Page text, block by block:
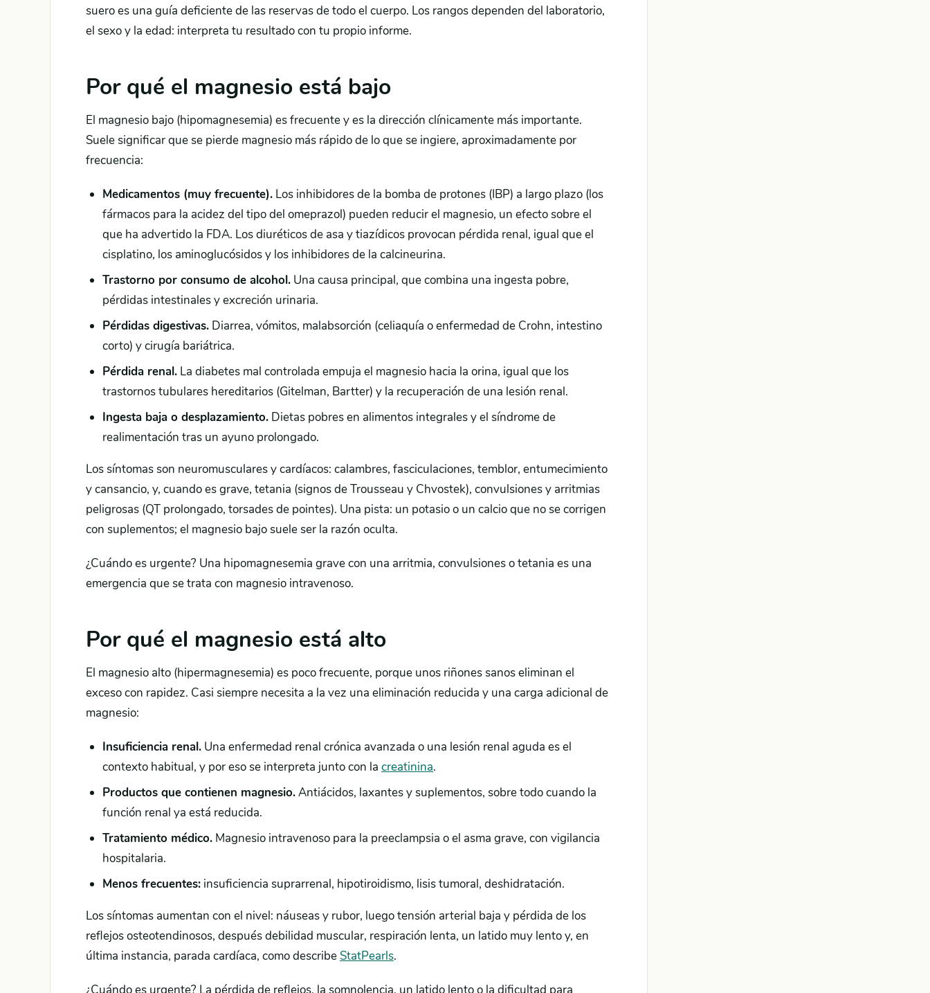
suero es una guía deficiente de las reservas de todo el cuerpo. Los rangos dependen del laboratorio,
el sexo y la edad: interpreta tu resultado con tu propio informe.
Por qué el magnesio está bajo
El magnesio bajo (hipomagnesemia) es frecuente y es la dirección clínicamente más importante.
Suele significar que se pierde magnesio más rápido de lo que se ingiere, aproximadamente por
frecuencia:
Medicamentos (muy frecuente). Los inhibidores de la bomba de protones (IBP) a largo plazo (los
fármacos para la acidez del tipo del omeprazol) pueden reducir el magnesio, un efecto sobre el
que ha advertido la FDA. Los diuréticos de asa y tiazídicos provocan pérdida renal, igual que el
cisplatino, los aminoglucósidos y los inhibidores de la calcineurina.
Trastorno por consumo de alcohol. Una causa principal, que combina una ingesta pobre,
pérdidas intestinales y excreción urinaria.
Pérdidas digestivas. Diarrea, vómitos, malabsorción (celiaquía o enfermedad de Crohn, intestino
corto) y cirugía bariátrica.
Pérdida renal. La diabetes mal controlada empuja el magnesio hacia la orina, igual que los
trastornos tubulares hereditarios (Gitelman, Bartter) y la recuperación de una lesión renal.
Ingesta baja o desplazamiento. Dietas pobres en alimentos integrales y el síndrome de
realimentación tras un ayuno prolongado.
Los síntomas son neuromusculares y cardíacos: calambres, fasciculaciones, temblor, entumecimiento
y cansancio, y, cuando es grave, tetania (signos de Trousseau y Chvostek), convulsiones y arritmias
peligrosas (QT prolongado, torsades de pointes). Una pista: un potasio o un calcio que no se corrigen
con suplementos; el magnesio bajo suele ser la razón oculta.
¿Cuándo es urgente? Una hipomagnesemia grave con una arritmia, convulsiones o tetania es una
emergencia que se trata con magnesio intravenoso.
Por qué el magnesio está alto
El magnesio alto (hipermagnesemia) es poco frecuente, porque unos riñones sanos eliminan el
exceso con rapidez. Casi siempre necesita a la vez una eliminación reducida y una carga adicional de
magnesio:
Insuficiencia renal. Una enfermedad renal crónica avanzada o una lesión renal aguda es el
contexto habitual, y por eso se interpreta junto con la creatinina.
Productos que contienen magnesio.Antiácidos, laxantes y suplementos, sobre todo cuando la
función renal ya está reducida.
Tratamiento médico. Magnesio intravenoso para la preeclampsia o el asma grave, con vigilancia
hospitalaria.
Menos frecuentes: insuficiencia suprarrenal, hipotiroidismo, lisis tumoral, deshidratación.
Los síntomas aumentan con el nivel: náuseas y rubor, luego tensión arterial baja y pérdida de los
reflejos osteotendinosos, después debilidad muscular, respiración lenta, un latido muy lento y, en
última instancia, parada cardíaca, como describeStatPearls.